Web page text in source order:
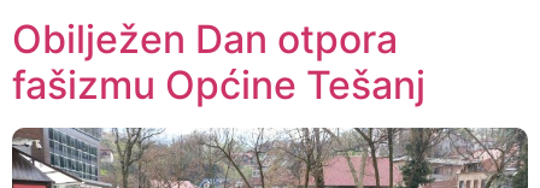
Obilježen Dan otpora
fašizmu Općine Tešanj